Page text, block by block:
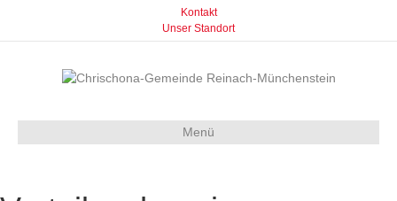
Kontakt
Unser Standort
Menü